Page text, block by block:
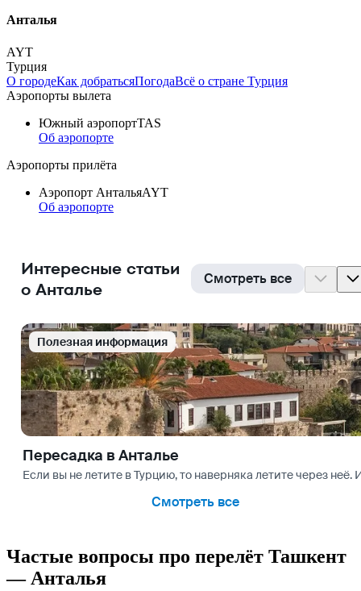
Анталья
AYT
Турция
О городеКак добратьсяПогодаВсё о стране Турция
Аэропорты вылета
Южный аэропортTAS
Об аэропорте
Аэропорты прилёта
Аэропорт АнтальяAYT
Об аэропорте
Интересные статьи
о Анталье
Смотреть все
Полезная информация
Пересадка в Анталье
Если вы не летите в Турцию, то наверняка летите через
Смотреть все
Частые вопросы про перелёт Ташкент
— Анталья